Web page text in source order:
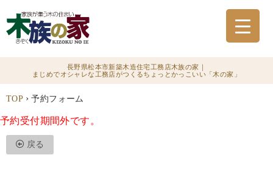
長野県松本市新築木造住宅工務店木族の家｜
まじめでオシャレな工務店がつくるちょっとかっこいい「木の家」
TOP › 予約フォーム
予約受付期間外です。
戻る